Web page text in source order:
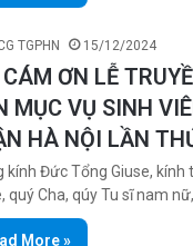
TGPHN 15/12/2024
ƠN LỄ
MỤC VỤ SINH
HÀ NỘI LẦN
kính Đức Tổng Giuse, kính
quý Cha, qúy Tu sĩ nam
More »